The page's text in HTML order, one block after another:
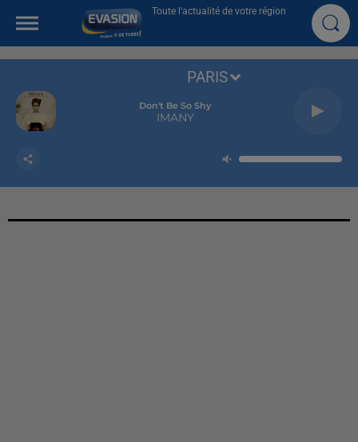
Toute l'actualité de votre région
Don't Be So Shy
IMANY
PARIS